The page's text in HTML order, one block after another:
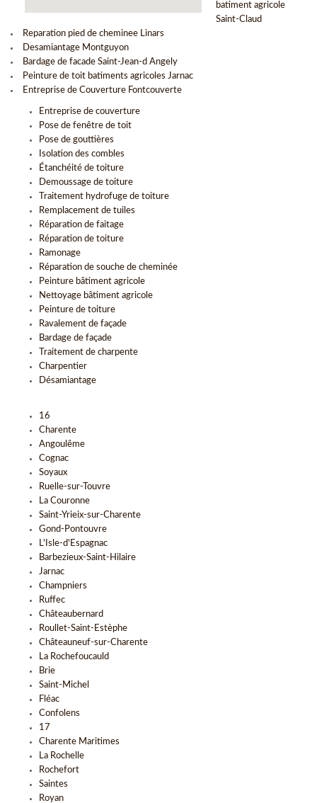
batiment agricole
Saint-Claud
Reparation pied de cheminee Linars
Desamiantage Montguyon
Bardage de facade Saint-Jean-d Angely
Peinture de toit batiments agricoles Jarnac
Entreprise de Couverture Fontcouverte
Entreprise de couverture
Pose de fenêtre de toit
Pose de gouttières
Isolation des combles
Étanchéité de toiture
Demoussage de toiture
Traitement hydrofuge de toiture
Remplacement de tuiles
Réparation de faitage
Réparation de toiture
Ramonage
Réparation de souche de cheminée
Peinture bâtiment agricole
Nettoyage bâtiment agricole
Peinture de toiture
Ravalement de façade
Bardage de façade
Traitement de charpente
Charpentier
Désamiantage
16
Charente
Angoulême
Cognac
Soyaux
Ruelle-sur-Touvre
La Couronne
Saint-Yrieix-sur-Charente
Gond-Pontouvre
L'Isle-d'Espagnac
Barbezieux-Saint-Hilaire
Jarnac
Champniers
Ruffec
Châteaubernard
Roullet-Saint-Estèphe
Châteauneuf-sur-Charente
La Rochefoucauld
Brie
Saint-Michel
Fléac
Confolens
17
Charente Maritimes
La Rochelle
Rochefort
Saintes
Royan